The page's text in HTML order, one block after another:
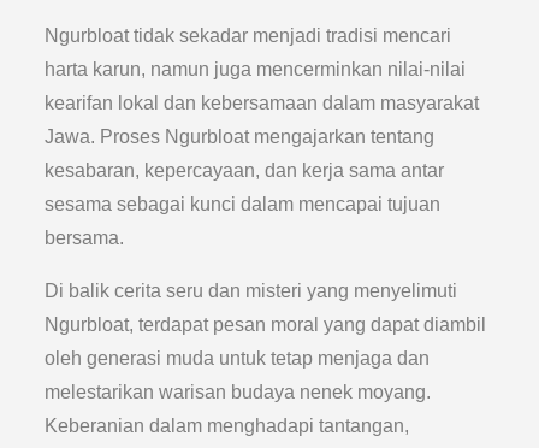
Ngurbloat tidak sekadar menjadi tradisi mencari
harta karun, namun juga mencerminkan nilai-nilai
kearifan lokal dan kebersamaan dalam masyarakat
Jawa. Proses Ngurbloat mengajarkan tentang
kesabaran, kepercayaan, dan kerja sama antar
sesama sebagai kunci dalam mencapai tujuan
bersama.
Di balik cerita seru dan misteri yang menyelimuti
Ngurbloat, terdapat pesan moral yang dapat diambil
oleh generasi muda untuk tetap menjaga dan
melestarikan warisan budaya nenek moyang.
Keberanian dalam menghadapi tantangan,